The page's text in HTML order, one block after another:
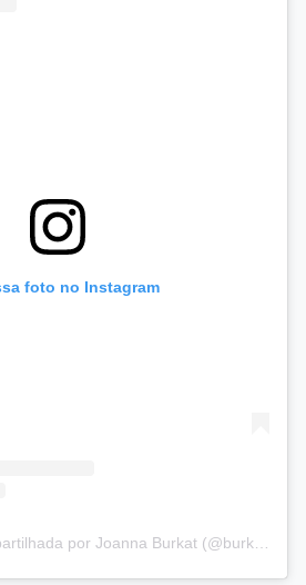
foto no Instagram